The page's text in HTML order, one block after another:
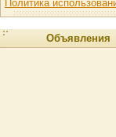
Политика
Объявления